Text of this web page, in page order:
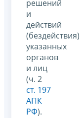
решений
и
действий
(бездействия)
указанных
органов
и лиц
(ч. 2
ст. 197
АПК
РФ).